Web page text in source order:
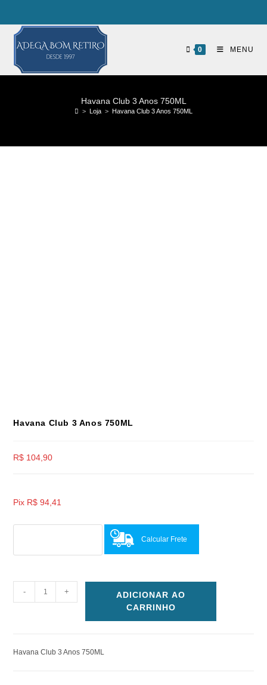
0 MENU
Havana Club 3 Anos 750ML
> Loja > Havana Club 3 Anos 750ML
Havana Club 3 Anos 750ML
R$ 104,90
Pix R$ 94,41
Calcular Frete
- +
ADICIONAR AO
CARRINHO
Havana Club 3 Anos 750ML